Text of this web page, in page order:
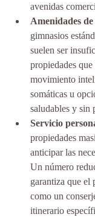
avenidas
Amenidades
gimnasios
suelen ser
propiedades
movimiento
somáticas u
saludables y sin
Servicio
propiedades
anticipar las
Un número
garantiza que el
como un
itinerario